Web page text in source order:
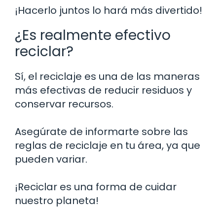
¡Hacerlo juntos lo hará más divertido!
¿Es realmente efectivo
reciclar?
Sí, el reciclaje es una de las maneras
más efectivas de reducir residuos y
conservar recursos.
Asegúrate de informarte sobre las
reglas de reciclaje en tu área, ya que
pueden variar.
¡Reciclar es una forma de cuidar
nuestro planeta!